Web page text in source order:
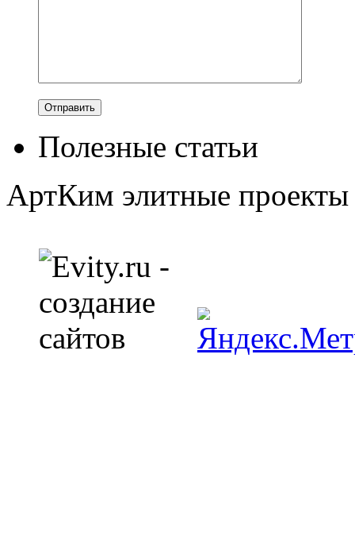
Полезные статьи
АртКим элитные